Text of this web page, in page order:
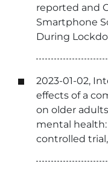
reported and
Smartphone
During
2023-01-02,
effects of a
on older
mental
controlled